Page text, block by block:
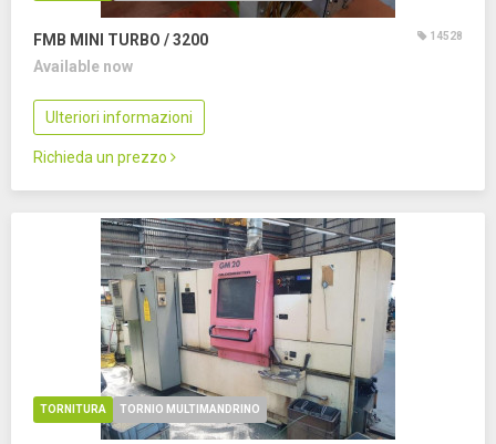
FMB MINI TURBO / 3200 14528
Available now
Ulteriori informazioni
Richieda un prezzo
TORNITURA TORNIO MULTIMANDRINO